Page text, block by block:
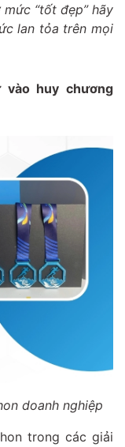
“tốt đẹp” hãy
lan tỏa trên mọi
vào huy chương
doanh nghiệp
trong các giải